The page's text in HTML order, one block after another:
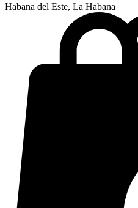
Habana del Este, La Habana